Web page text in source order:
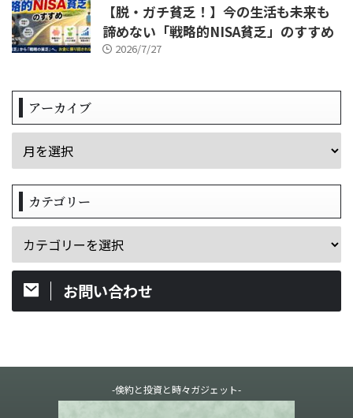
【脱・ガチ貧乏！】今の生活も未来も
諦めない「戦略的NISA貧乏」のすすめ
2026/7/27
アーカイブ
カテゴリー
お問い合わせ
-倹約と投資と時々ガジェット-